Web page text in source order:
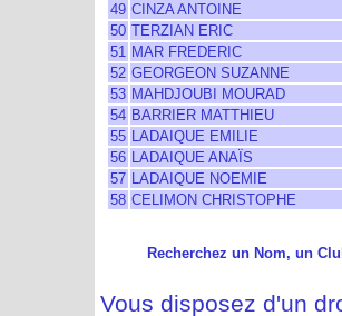
49 CINZA ANTOINE
50 TERZIAN ERIC
51 MAR FREDERIC
52 GEORGEON SUZANNE
53 MAHDJOUBI MOURAD
54 BARRIER MATTHIEU
55 LADAIQUE EMILIE
56 LADAIQUE ANAÏS
57 LADAIQUE NOEMIE
58 CELIMON CHRISTOPHE
Recherchez un Nom, un
Vous disposez d'un